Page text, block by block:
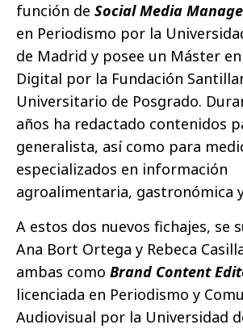
función de Social Media
en Periodismo por la
de Madrid y posee un Máster
Digital por la Fundación
Universitario de Posgrado.
años ha redactado contenidos
generalista, así como para
especializados en información
agroalimentaria, gastronómica
A estos dos nuevos fichajes, se
Ana Bort Ortega y Rebeca
ambas como Brand Content
licenciada en Periodismo y
Audiovisual por la Universidad